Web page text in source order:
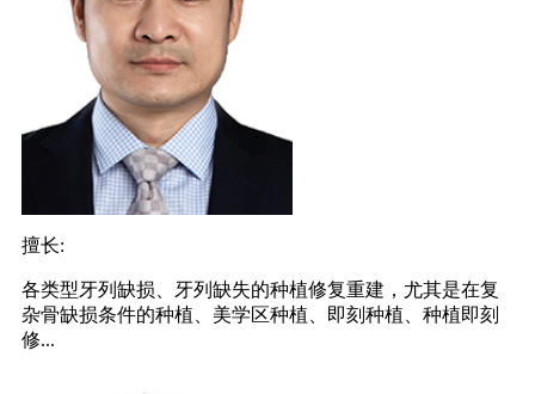
擅长:
各类型牙列缺损、牙列缺失的种植修复重建，尤其是在复
杂骨缺损条件的种植、美学区种植、即刻种植、种植即刻
修...